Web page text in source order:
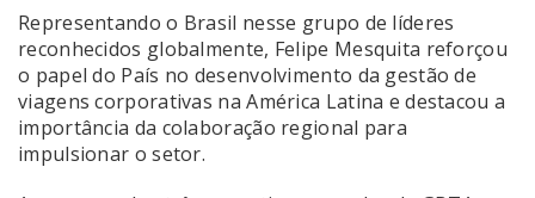
Representando o Brasil nesse grupo de líderes
reconhecidos globalmente, Felipe Mesquita reforçou
o papel do País no desenvolvimento da gestão de
viagens corporativas na América Latina e destacou a
importância da colaboração regional para
impulsionar o setor.